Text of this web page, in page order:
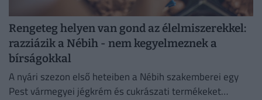
Rengeteg helyen van gond az élelmiszerekkel:
razziázik a Nébih - nem kegyelmeznek a
bírságokkal
A nyári szezon első heteiben a Nébih szakemberei egy
Pest vármegyei jégkrém és cukrászati termékeket